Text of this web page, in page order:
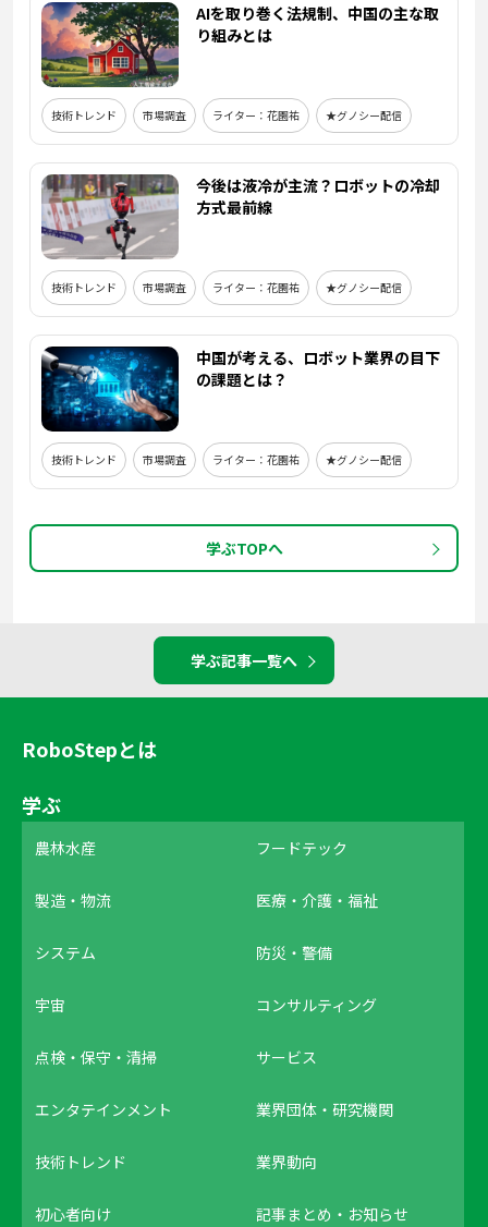
AIを取り巻く法規制、中国の主な取
り組みとは
技術トレンド 市場調査 ライター：花園祐 ★グノシー配信
今後は液冷が主流？ロボットの冷却
方式最前線
技術トレンド 市場調査 ライター：花園祐 ★グノシー配信
中国が考える、ロボット業界の目下
の課題とは？
技術トレンド 市場調査 ライター：花園祐 ★グノシー配信
学ぶTOPへ
学ぶ記事一覧へ
RoboStepとは
学ぶ
農林水産 フードテック
製造・物流 医療・介護・福祉
システム 防災・警備
宇宙 コンサルティング
点検・保守・清掃 サービス
エンタテインメント 業界団体・研究機関
技術トレンド 業界動向
初心者向け 記事まとめ・お知らせ